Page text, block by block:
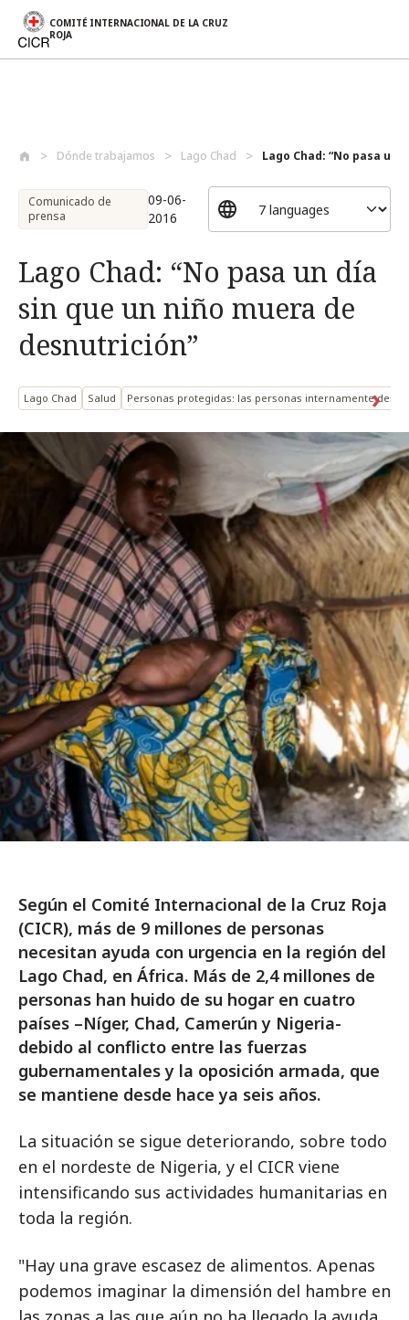
COMITÉ INTERNACIONAL DE LA CRUZ
ROJA
Dónde trabajamos Lago Chad Lago Chad: “No pasa un
Comunicado de
prensa
09-06-
2016
Lago Chad: “No pasa un día
sin que un niño muera de
desnutrición”
Lago Chad Salud Personas protegidas: las personas internamente
Según el Comité Internacional de la Cruz Roja
(CICR), más de 9 millones de personas
necesitan ayuda con urgencia en la región del
Lago Chad, en África. Más de 2,4 millones de
personas han huido de su hogar en cuatro
países –Níger, Chad, Camerún y Nigeria-
debido al conflicto entre las fuerzas
gubernamentales y la oposición armada, que
se mantiene desde hace ya seis años.
La situación se sigue deteriorando, sobre todo
en el nordeste de Nigeria, y el CICR viene
intensificando sus actividades humanitarias en
toda la región.
"Hay una grave escasez de alimentos. Apenas
podemos imaginar la dimensión del hambre en